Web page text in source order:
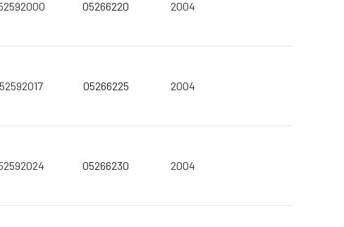
05266220 2004
05266225 2004
05266230 2004